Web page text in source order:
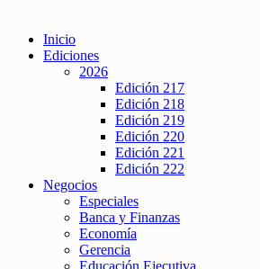
Inicio
Ediciones
2026
Edición 217
Edición 218
Edición 219
Edición 220
Edición 221
Edición 222
Negocios
Especiales
Banca y Finanzas
Economía
Gerencia
Educación Ejecutiva